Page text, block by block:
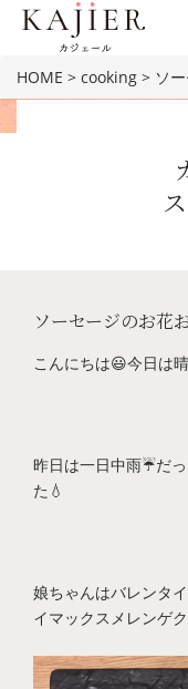
HOME > cooking > ソ
ソーセージのお花
こんにちは😃今日は
昨日は一日中雨☔だ
た💧
娘ちゃんはバレンタ
イマックスメレンゲ